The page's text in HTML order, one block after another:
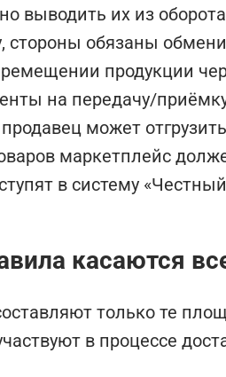
выводить их из
стороны обязаны
продукции
на передачу/
продавец может
маркетплейс
в систему
касаются
только те
в процессе